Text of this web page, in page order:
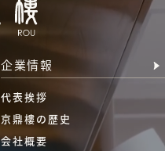
企業情報
代表挨拶
京鼎樓の歴史
会社概要